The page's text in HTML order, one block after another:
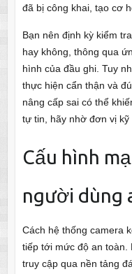
đã bị công khai, tạo cơ
Bạn nên định kỳ kiểm
hay không, thông qua
hình của đầu ghi. Tuy
thực hiện cẩn thận và
nâng cấp sai có thể
tự tin, hãy nhờ đơn vị kỹ
Cấu hình
người dùng
Cách hệ thống camera
tiếp tới mức độ an toàn.
truy cập qua nền tảng